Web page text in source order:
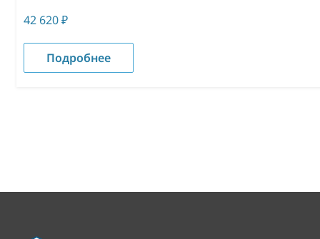
42 620₽
Подробнее